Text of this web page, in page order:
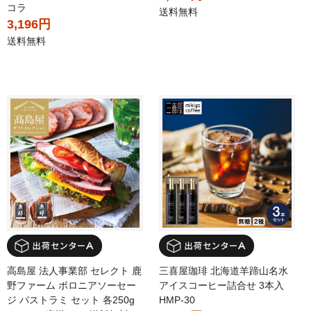
コラ
3,196円
送料無料
送料無料
高島屋 法人事業部 セレクト 鹿
野ファーム ボロニアソーセー
ジ パストラミ セット 各250g
三喜屋珈琲 北海道羊蹄山名水
アイスコーヒー詰合せ 3本入
HMP-30